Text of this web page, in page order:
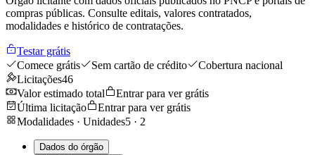
compras públicas. Consulte editais, valores contratados,
modalidades e histórico de contratações.
Testar grátis
Comece grátis
Sem cartão de crédito
Cobertura nacional
Licitações46
Valor estimado total
Entrar para ver grátis
Última licitação
Entrar para ver grátis
Modalidades · Unidades5 · 2
Dados do órgão